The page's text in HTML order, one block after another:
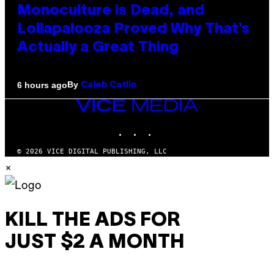
Monoculture is Dead, and
Lollapalooza Proved Why That’s
Actually a Great Thing
6 hours agoBy Caleb Catlin
VICE
© 2026 VICE DIGITAL PUBLISHING, LLC
×
KILL THE ADS FOR
JUST $2 A MONTH